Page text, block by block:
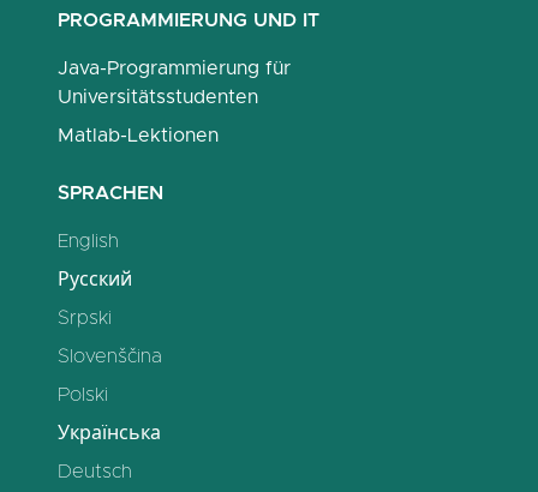
PROGRAMMIERUNG UND IT
Java-Programmierung für
Universitätsstudenten
Matlab-Lektionen
SPRACHEN
English
Русский
Srpski
Slovenščina
Polski
Українська
Deutsch